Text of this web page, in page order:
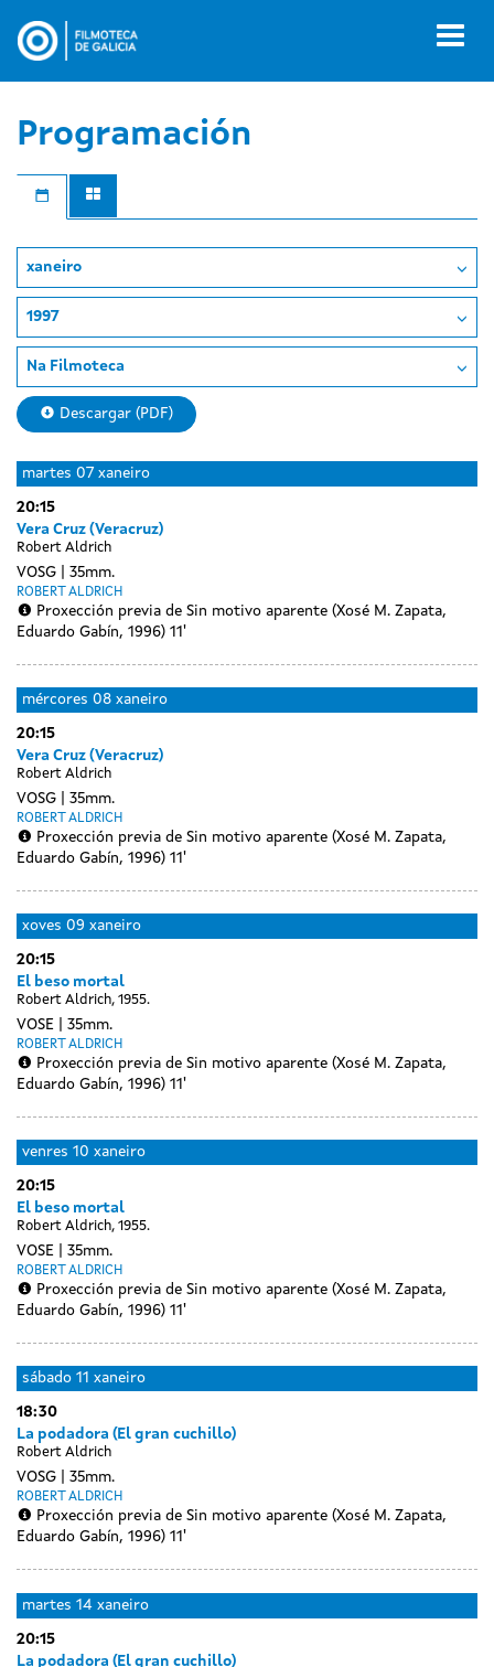
contido
Programación
xaneiro
1997
Na Filmoteca
Descargar (PDF)
luns
xaneiro
Day
without
sessions
martes 07 xaneiro
20:15
Vera Cruz (Veracruz)
Robert Aldrich
VOSG 35mm.
ROBERT ALDRICH
Proxección previa de Sin motivo aparente (Xosé M. Zapata,
Eduardo Gabín, 1996) 11'
mércores 08 xaneiro
20:15
Vera Cruz (Veracruz)
Robert Aldrich
VOSG 35mm.
ROBERT ALDRICH
Proxección previa de Sin motivo aparente (Xosé M. Zapata,
Eduardo Gabín, 1996) 11'
xoves 09 xaneiro
20:15
El beso mortal
Robert Aldrich, 1955.
VOSE 35mm.
ROBERT ALDRICH
Proxección previa de Sin motivo aparente (Xosé M. Zapata,
Eduardo Gabín, 1996) 11'
venres 10 xaneiro
20:15
El beso mortal
Robert Aldrich, 1955.
VOSE 35mm.
ROBERT ALDRICH
Proxección previa de Sin motivo aparente (Xosé M. Zapata,
Eduardo Gabín, 1996) 11'
sábado 11 xaneiro
18:30
La podadora (El gran cuchillo)
Robert Aldrich
VOSG 35mm.
ROBERT ALDRICH
Proxección previa de Sin motivo aparente (Xosé M. Zapata,
Eduardo Gabín, 1996) 11'
luns
xaneiro
Day
without
sessions
martes 14 xaneiro
20:15
La podadora (El gran cuchillo)